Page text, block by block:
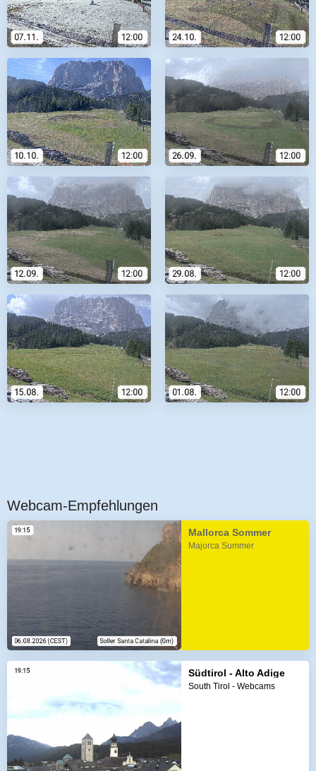
Webcam-Empfehlungen
Mallorca Sommer
Majorca Summer
Südtirol - Alto Adige
South Tirol - Webcams